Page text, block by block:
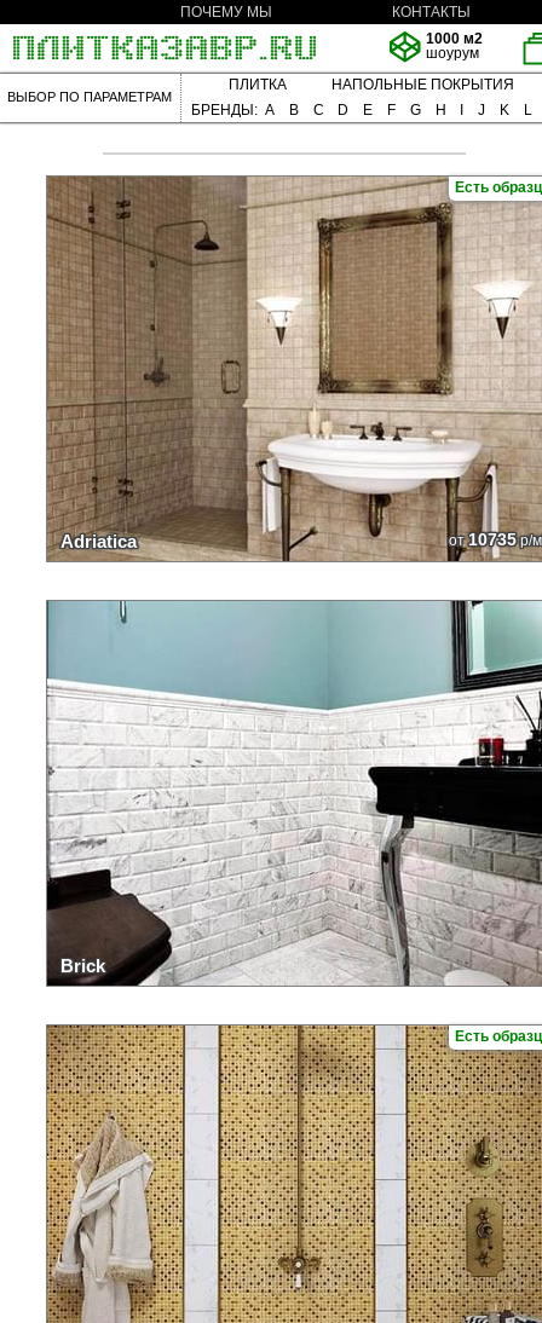
ПОЧЕМУ МЫ
КОНТАКТЫ
1000 м2
шоурум
ВЫБОР ПО ПАРАМЕТРАМ
ПЛИТКА
НАПОЛЬНЫЕ ПОКРЫТИЯ
БРЕНДЫ: A B C D E F G H J K L
Есть
Adriatica от10735р/
Brick
Есть